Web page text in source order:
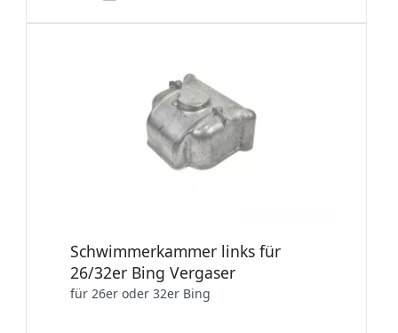
Schwimmerkammer links für
26/32er Bing Vergaser
für 26er oder 32er Bing